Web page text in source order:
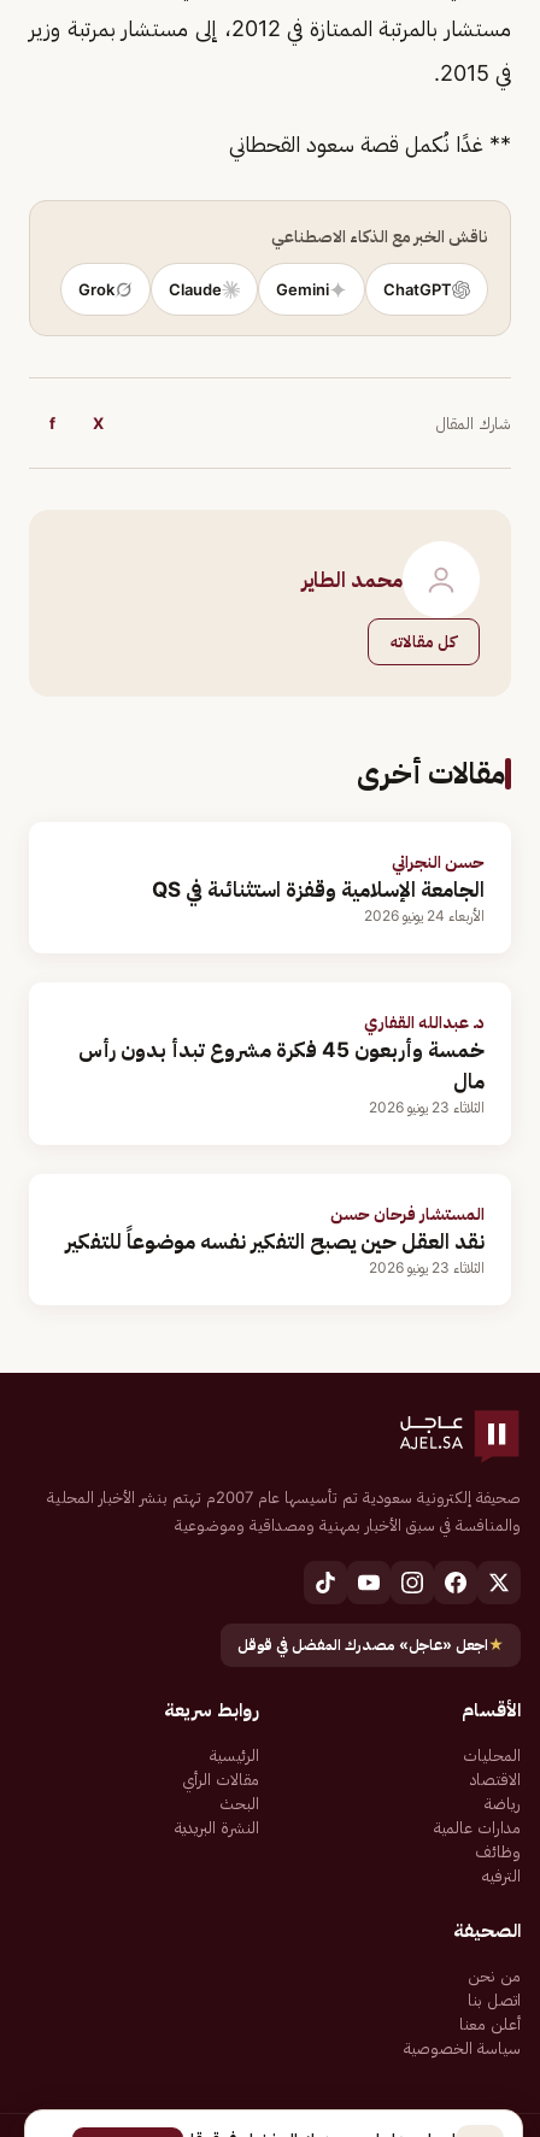
مستشار بالمرتبة الممتازة في 2012، إلى مستشار بمرتبة وزير
في 2015.
** غدًا نُكمل قصة سعود القحطاني
ناقش الخبر مع الذكاء الاصطناعي
ChatGPT
Gemini
Claude
Grok
شارك المقال X
f
محمد الطاير
كل مقالاته
مقالات أخرى
حسن النجراني
الجامعة الإسلامية وقفزة استثنائىة في QS
الأربعاء 24 يونيو 2026
د. عبدالله القفاري
خمسة وأربعون 45 فكرة مشروع تبدأ بدون رأس
مال
الثلاثاء 23 يونيو 2026
المستشار فرحان حسن
نقد العقل حين يصبح التفكير نفسه موضوعاً للتفكير
الثلاثاء 23 يونيو 2026
صحيفة إلكترونية سعودية تم تأسيسها عام 2007م تهتم بنشر الأخبار المحلية
والمنافسة في سبق الأخبار بمهنية ومصداقية وموضوعية
★اجعل «عاجل» مصدرك المفضل في قوقل
الأقسام
المحليات
الاقتصاد
رياضة
مدارات عالمية
وظائف
الترفيه
روابط سريعة
الرئيسية
مقالات الرأي
البحث
النشرة البريدية
الصحيفة
من نحن
اتصل بنا
أعلن معنا
سياسة الخصوصية